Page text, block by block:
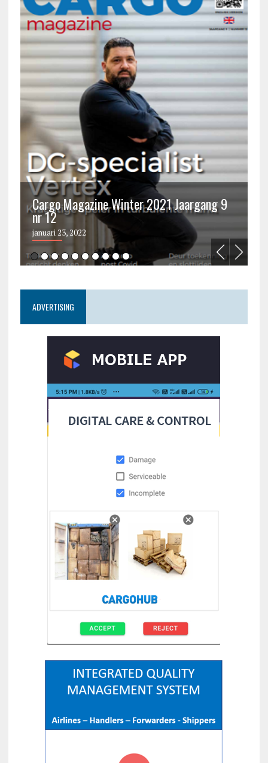
Cargo Magazine Winter 2021 Jaargang 9
nr 12
januari 23, 2022
ADVERTISING